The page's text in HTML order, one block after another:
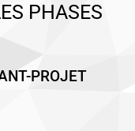
PHASES
PROJET